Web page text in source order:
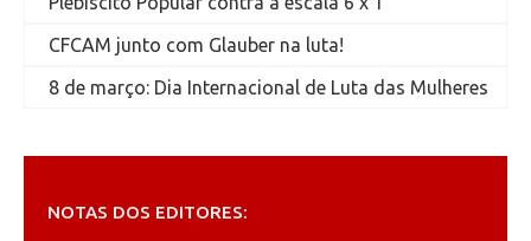
CFCAM junto com Glauber na luta!
8 de março: Dia Internacional de Luta das Mulheres
NOTAS DOS EDITORES: